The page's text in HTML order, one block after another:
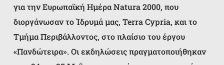
για την Ευρωπαϊκή Ημέρα Natura 2000, που
διοργάνωσαν το Ίδρυμά μας, Terra Cypria, και το
Τμήμα Περιβάλλοντος, στο πλαίσιο του έργου
«Πανδώτειρα». Οι εκδηλώσεις πραγματοποιήθηκαν